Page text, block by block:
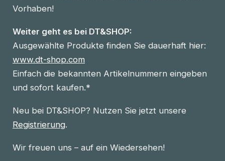
Vorhaben!
Weiter geht es bei DT&SHOP:
Ausgewählte Produkte finden Sie dauerhaft hier:
www.dt-shop.com
Einfach die bekannten Artikelnummern eingeben
und sofort kaufen.*
Neu bei DT&SHOP? Nutzen Sie jetzt unsere
Registrierung.
Wir freuen uns – auf ein Wiedersehen!